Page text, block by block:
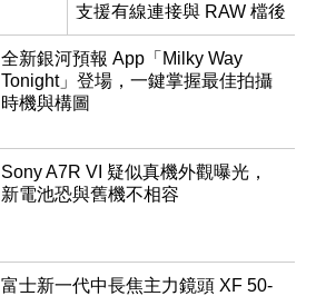
支援有線連接與 RAW 檔後
製
全新銀河預報 App「Milky Way
Tonight」登場，一鍵掌握最佳拍攝
時機與構圖
Sony A7R VI 疑似真機外觀曝光，
新電池恐與舊機不相容
富士新一代中長焦主力鏡頭 XF 50-